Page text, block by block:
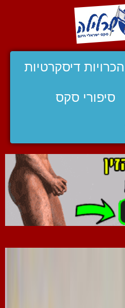
הכרויות דיסקרטיות
סיפורי סקס